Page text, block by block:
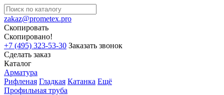
zakaz@prometex.pro
Скопировать
Скопировано!
+7 (495) 323-53-30 Заказать звонок
Сделать заказ
Каталог
Арматура
Рифленая Гладкая Катанка Ещё
Профильная труба